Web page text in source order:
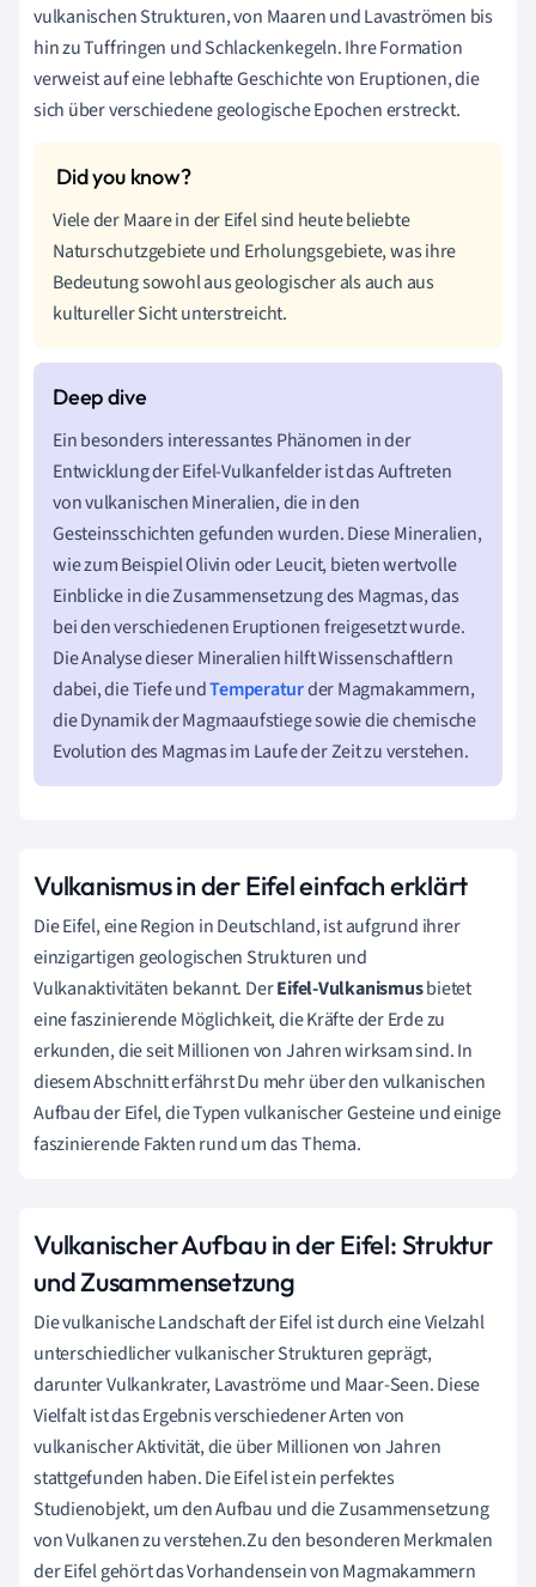
vulkanischen Strukturen, von Maaren und Lavaströmen bis
hin zu Tuffringen und Schlackenkegeln. Ihre Formation
verweist auf eine lebhafte Geschichte von Eruptionen, die
sich über verschiedene geologische Epochen erstreckt.
Viele der Maare in der Eifel sind heute beliebte
Naturschutzgebiete und Erholungsgebiete, was ihre
Bedeutung sowohl aus geologischer als auch aus
kultureller Sicht unterstreicht.
Ein besonders interessantes Phänomen in der
Entwicklung der Eifel-Vulkanfelder ist das Auftreten
von vulkanischen Mineralien, die in den
Gesteinsschichten gefunden wurden. Diese Mineralien,
wie zum Beispiel Olivin oder Leucit, bieten wertvolle
Einblicke in die Zusammensetzung des Magmas, das
bei den verschiedenen Eruptionen freigesetzt wurde.
Die Analyse dieser Mineralien hilft Wissenschaftlern
dabei, die Tiefe undTemperaturder Magmakammern,
die Dynamik der Magmaaufstiege sowie die chemische
Evolution des Magmas im Laufe der Zeit zu verstehen.
Vulkanismus in der Eifel einfach erklärt
Die Eifel, eine Region in Deutschland, ist aufgrund ihrer
einzigartigen geologischen Strukturen und
Vulkanaktivitäten bekannt. DerEifel-Vulkanismusbietet
eine faszinierende Möglichkeit, die Kräfte der Erde zu
erkunden, die seit Millionen von Jahren wirksam sind. In
diesem Abschnitt erfährst Du mehr über den vulkanischen
Aufbau der Eifel, die Typen vulkanischer Gesteine und einige
faszinierende Fakten rund um das Thema.
Vulkanischer Aufbau in der Eifel: Struktur
und Zusammensetzung
Die vulkanische Landschaft der Eifel ist durch eine Vielzahl
unterschiedlicher vulkanischer Strukturen geprägt,
darunter Vulkankrater, Lavaströme und Maar-Seen. Diese
Vielfalt ist das Ergebnis verschiedener Arten von
vulkanischer Aktivität, die über Millionen von Jahren
stattgefunden haben. Die Eifel ist ein perfektes
Studienobjekt, um den Aufbau und die Zusammensetzung
von Vulkanen zu verstehen.Zu den besonderen Merkmalen
der Eifel gehört das Vorhandensein von Magmakammern